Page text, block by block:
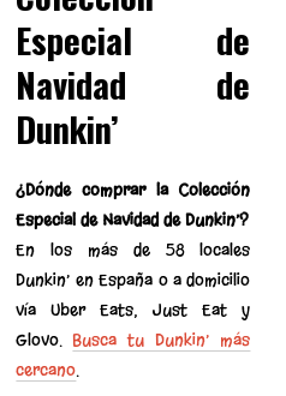
Especial de
Navidad de
Dunkin’
¿Dónde comprar la Colección
Especial de Navidad de Dunkin’?
En los más de 58 locales
Dunkin’ en España o a domicilio
vía Uber Eats, Just Eat y
Glovo.Busca tu Dunkin’ más
cercano.